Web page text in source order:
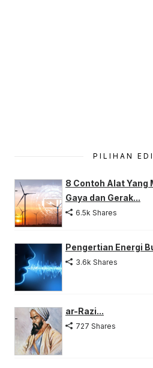
PILIHAN
8 Contoh Alat Yang
Gaya dan Gerak...
6.5k Shares
Pengertian Energi
3.6k Shares
ar-Razi...
727 Shares